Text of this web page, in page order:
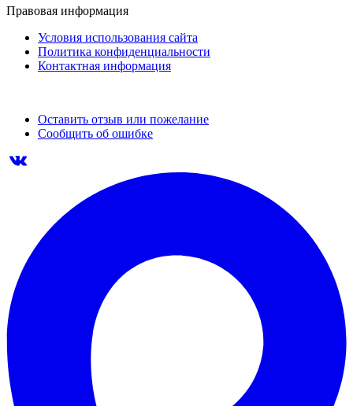
Правовая информация
Условия использования сайта
Политика конфиденциальности
Контактная информация
Оставить отзыв или пожелание
Сообщить об ошибке